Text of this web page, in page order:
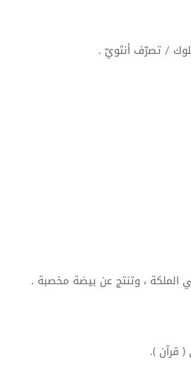
/ تصرّف أنثويّ .
الملكة ، وتنتج عن بيضة مخصبة .